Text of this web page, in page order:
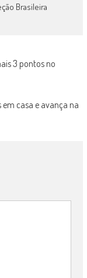
Brasileira
3 pontos no
casa e avança na